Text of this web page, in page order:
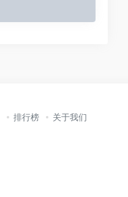
排行榜 关于我们